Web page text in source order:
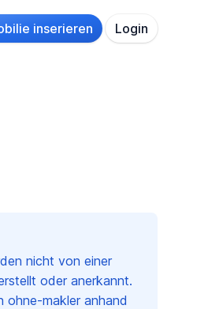
inserieren Login
nicht von einer
oder anerkannt.
ohne-makler anhand